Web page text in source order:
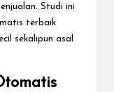
Studi ini
terbaik
sekalipun asal